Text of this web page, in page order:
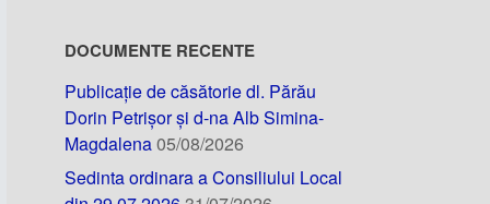
DOCUMENTE RECENTE
Publicație de căsătorie dl. Părău
Dorin Petrișor și d-na Alb Simina-
Magdalena05/08/2026
Sedinta ordinara a Consiliului Local